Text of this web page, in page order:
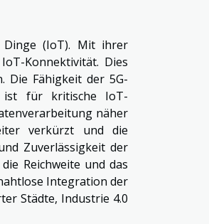
(IoT). Mit ihrer
Konnektivität. Dies
Die Fähigkeit der 5G-
ist für kritische IoT-
näher
verkürzt und die
Zuverlässigkeit der
Reichweite und das
Integration der
Städte, Industrie 4.0